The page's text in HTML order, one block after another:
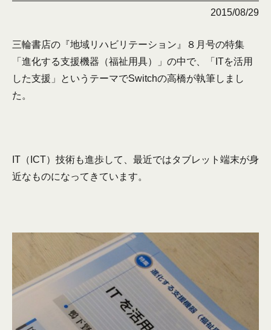
2015/08/29
三輪書店の『地域リハビリテーション』８月号の特集
「進化する支援機器（福祉用具）」の中で、「ITを活用
した支援」というテーマでSwitchの高橋が執筆しまし
た。
IT（ICT）技術も進歩して、最近ではタブレット端末が身
近なものになってきています。